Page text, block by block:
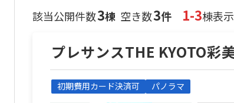
該当公開件数3棟 空き数3件 1-3棟表示
プレサンスTHE KYOTO彩
初期費用カード決済可 パノラマ